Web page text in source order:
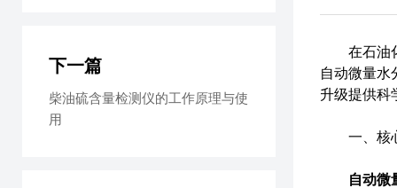
在石油化
自动微量水
升级提供科
一、核心
自动微
下一篇
柴油硫含量检测仪的工作原理与使
用